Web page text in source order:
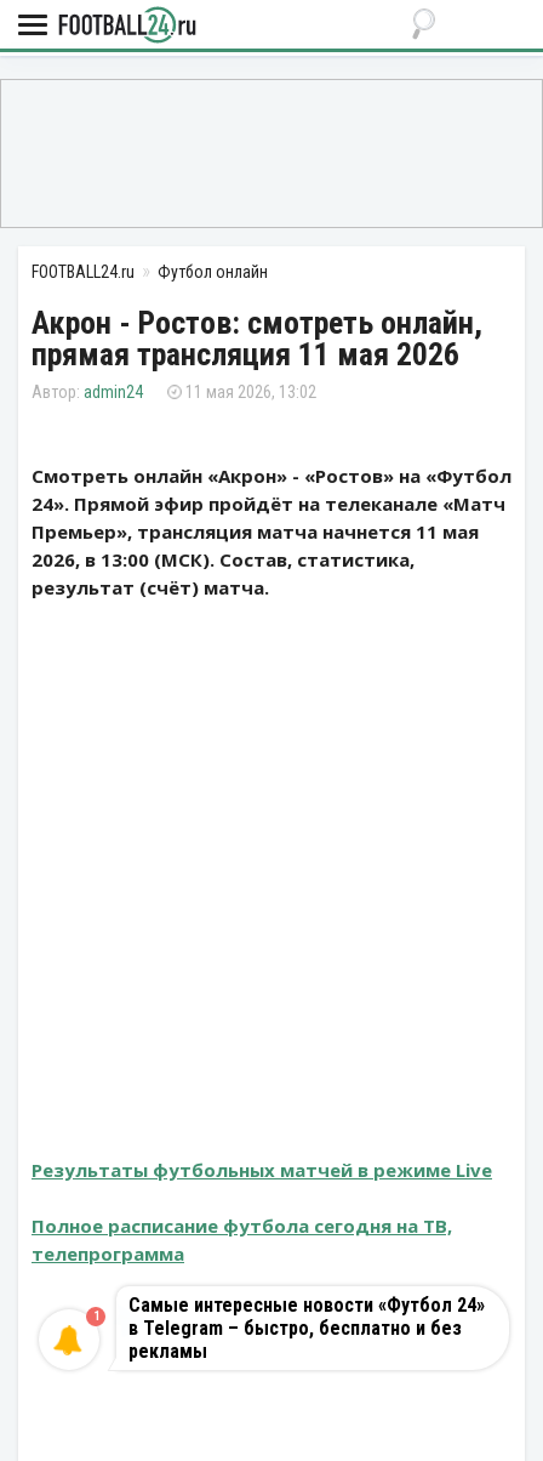
FOOTBALL24.ru Футбол онлайн
Акрон - Ростов: смотреть онлайн,
прямая трансляция 11 мая 2026
admin24 11 мая 2026, 13:02
Смотреть онлайн «Акрон» - «Ростов» на «Футбол
24». Прямой эфир пройдёт на телеканале «Матч
Премьер», трансляция матча начнется 11 мая
2026, в 13:00 (МСК). Состав, статистика,
результат (счёт) матча.
Результаты футбольных матчей в режиме Live
Полное расписание футбола сегодня на ТВ,
телепрограмма
Самые интересные новости «Футбол 24»
в Telegram – быстро, бесплатно и без
рекламы
1